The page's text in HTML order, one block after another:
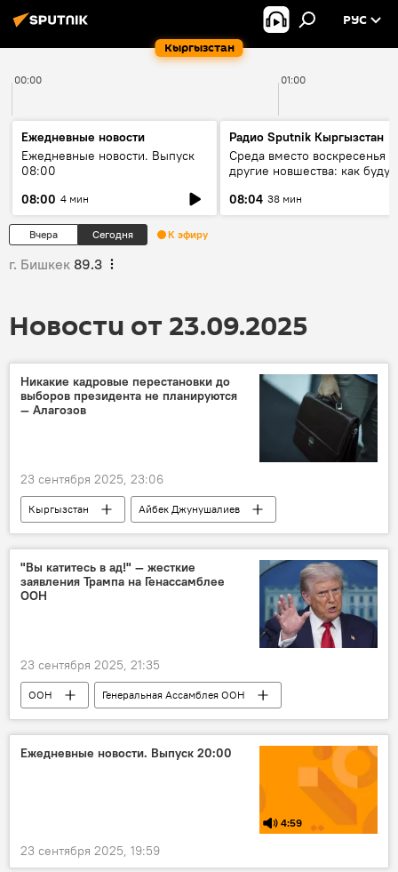
Кыргызстан
РУС
00:00 01:00
Ежедневные новости
Ежедневные новости. Выпуск
08:00
08:00 4 мин
Радио Sputnik Кыргызстан
Среда вместо воскресенья и
другие новшества: как будут
08:04 38 мин
Вчера Сегодня К эфиру
г. Бишкек 89.3
Новости от 23.09.2025
Никакие кадровые перестановки до
выборов президента не планируются
— Алагозов
23 сентября 2025, 23:06
Кыргызстан
Айбек Джунушалиев
слухи
Аскат Алагозов
Кадровые перестановки в Кыргызстане
президент
выборы
"Вы катитесь в ад!" — жесткие
заявления Трампа на Генассамблее
ООН
23 сентября 2025, 21:35
ООН
Генеральная Ассамблея ООН
Дональд Трамп
выступление
критика
Европа
Россия
Ежедневные новости. Выпуск 20:00
4:59
23 сентября 2025, 19:59